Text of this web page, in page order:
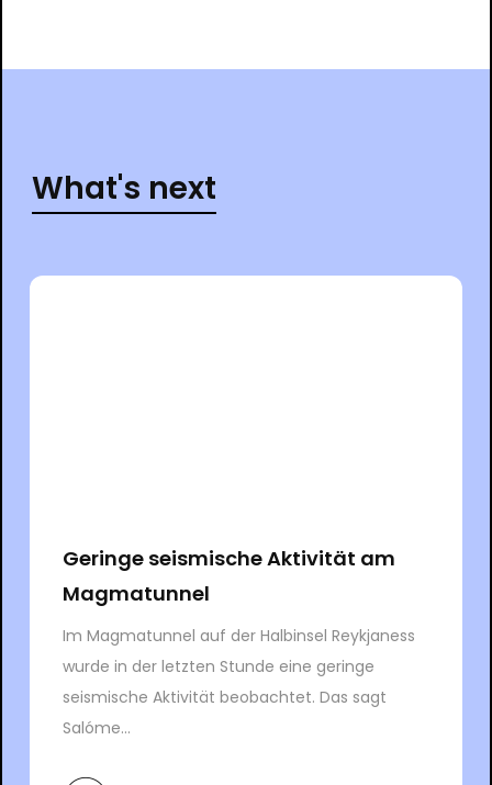
What's next
Geringe seismische Aktivität am
Magmatunnel
Im Magmatunnel auf der Halbinsel Reykjaness
wurde in der letzten Stunde eine geringe
seismische Aktivität beobachtet. Das sagt
Salóme...